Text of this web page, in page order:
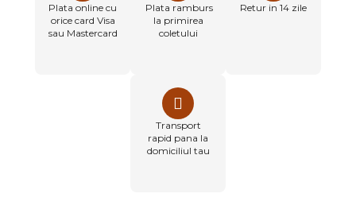
Plata online cu
orice card Visa
sau Mastercard
Plata ramburs
la primirea
coletului
Retur in 14 zile
Transport
rapid pana la
domiciliul tau